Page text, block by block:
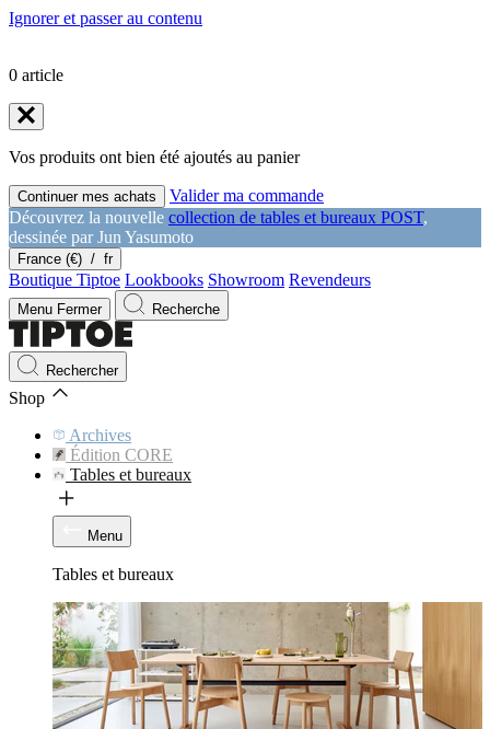
Ignorer et passer au contenu
0 article
Vos produits ont bien été ajoutés au panier
Continuer mes achats
Valider ma commande
Découvrez la nouvelle collection de tables et bureaux POST,
dessinée par Jun Yasumoto
France (€) / fr
Boutique Tiptoe Lookbooks Showroom Revendeurs
Menu Fermer Recherche
Rechercher
Shop
Archives
Édition CORE
Tables et bureaux
Menu
Tables et bureaux